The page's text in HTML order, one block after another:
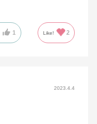
1 Like! 2
2023.4.4